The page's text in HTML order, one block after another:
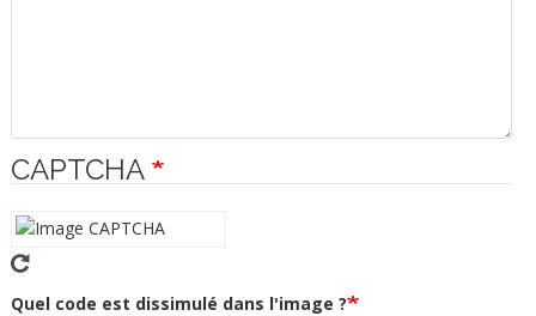
CAPTCHA
Quel code est dissimulé dans l'image ?